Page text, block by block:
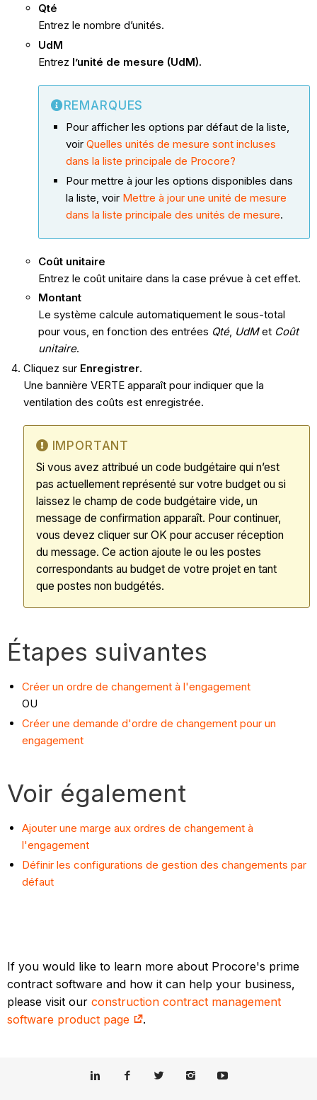
Qté
Entrez le nombre d’unités.
UdM
Entrez l’unité de mesure (UdM).
REMARQUES
Pour afficher les options par défaut de la liste,
voir Quelles unités de mesure sont incluses
dans la liste principale de Procore?
Pour mettre à jour les options disponibles dans
la liste, voir Mettre à jour une unité de mesure
dans la liste principale des unités de mesure.
Coût unitaire
Entrez le coût unitaire dans la case prévue à cet effet.
Montant
Le système calcule automatiquement le sous-total
pour vous, en fonction des entrées Qté, UdMet Coût
unitaire.
Cliquez sur Enregistrer.
Une bannière VERTE apparaît pour indiquer que la
ventilation des coûts est enregistrée.
IMPORTANT
Si vous avez attribué un code budgétaire qui n’est
pas actuellement représenté sur votre budget ou si
laissez le champ de code budgétaire vide, un
message de confirmation apparaît. Pour continuer,
vous devez cliquer sur OK pour accuser réception
du message. Ce action ajoute le ou les postes
correspondants au budget de votre projet en tant
que postes non budgétés.
Étapes suivantes
Créer un ordre de changement à l'engagement
OU
Créer une demande d'ordre de changement pour un
engagement
Voir également
Ajouter une marge aux ordres de changement à
l'engagement
Définir les configurations de gestion des changements par
défaut
If you would like to learn more about Procore's prime
contract software and how it can help your business,
please visit ourconstruction contract management
software product page
.